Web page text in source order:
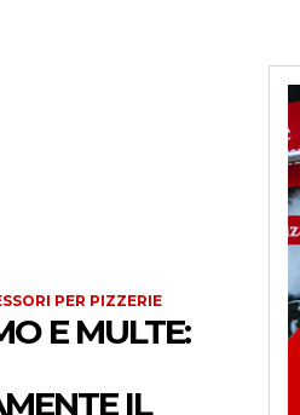
PER PIZZERIE
E MULTE:
IL